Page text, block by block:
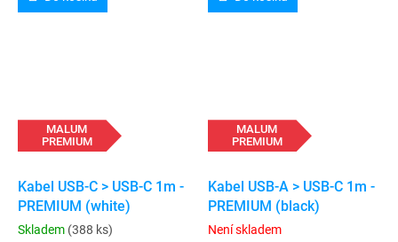
MALUM
PREMIUM
Kabel USB-C > USB-C 1m -
PREMIUM (white)
Skladem (388 ks)
MALUM
PREMIUM
Kabel USB-A > USB-C 1m -
PREMIUM (black)
Není skladem